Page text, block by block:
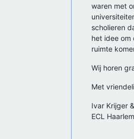
waren met
scholieren
het idee om
ruimte
Wij horen
Met
Ivar Krijger
ECL Haarlem